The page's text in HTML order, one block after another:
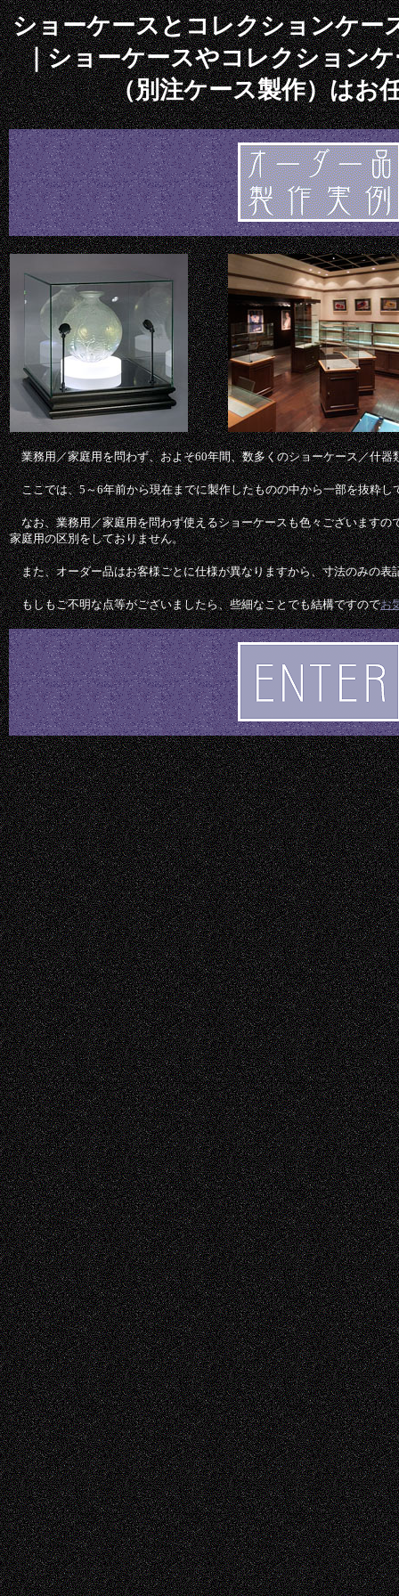
ショーケースとコレクションケー
｜ショーケースやコレクション
（別注ケース製作）はお
業務用／家庭用を問わず、およそ60年間、数多くのショーケース／什器
ここでは、5～6年前から現在までに製作したものの中から一部を抜粋し
なお、業務用／家庭用を問わず使えるショーケースも色々ございますの
家庭用の区別をしておりません。
また、オーダー品はお客様ごとに仕様が異なりますから、寸法のみの表
もしもご不明な点等がございましたら、些細なことでも結構ですのでお